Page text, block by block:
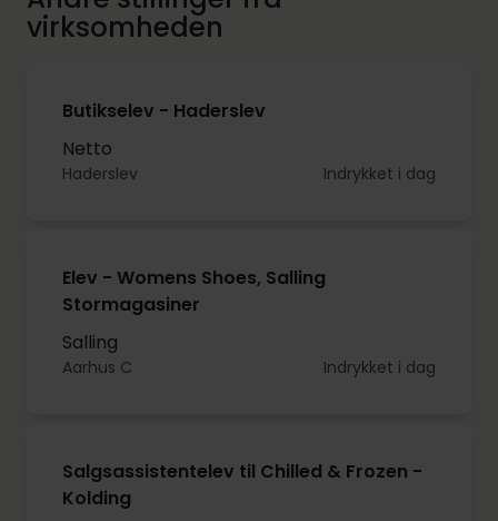
virksomheden
Butikselev - Haderslev
Netto
Haderslev Indrykket i dag
Elev - Womens Shoes, Salling
Stormagasiner
Salling
Aarhus C Indrykket i dag
Salgsassistentelev til Chilled & Frozen -
Kolding